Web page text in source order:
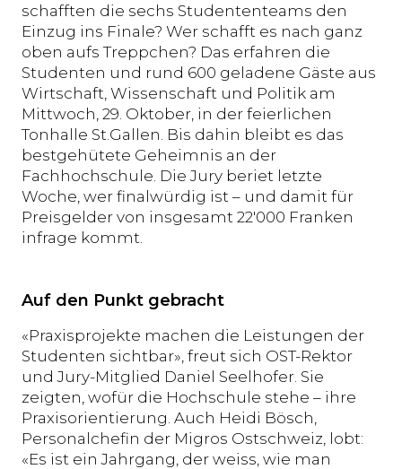
schafften die sechs Studententeams den
Einzug ins Finale? Wer schafft es nach ganz
oben aufs Treppchen? Das erfahren die
Studenten und rund 600 geladene Gäste aus
Wirtschaft, Wissenschaft und Politik am
Mittwoch, 29. Oktober, in der feierlichen
Tonhalle St.Gallen. Bis dahin bleibt es das
bestgehütete Geheimnis an der
Fachhochschule. Die Jury beriet letzte
Woche, wer finalwürdig ist – und damit für
Preisgelder von insgesamt 22'000 Franken
infrage kommt.
Auf den Punkt gebracht
«Praxisprojekte machen die Leistungen der
Studenten sichtbar», freut sich OST-Rektor
und Jury-Mitglied Daniel Seelhofer. Sie
zeigten, wofür die Hochschule stehe – ihre
Praxisorientierung. Auch Heidi Bösch,
Personalchefin der Migros Ostschweiz, lobt:
«Es ist ein Jahrgang, der weiss, wie man